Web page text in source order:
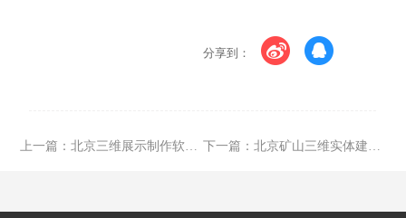
分享到：
上一篇：北京三维展示制作软件生产厂家 下一篇： 北京矿山三维实体建模软件中文